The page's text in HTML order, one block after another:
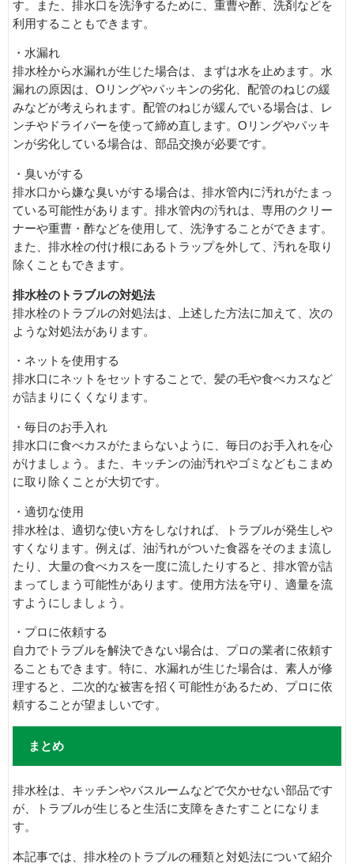
す。また、排水口を洗浄するために、重曹や酢、洗剤などを
利用することもできます。
・水漏れ
排水栓から水漏れが生じた場合は、まずは水を止めます。水
漏れの原因は、Oリングやパッキンの劣化、配管のねじの緩
みなどが考えられます。配管のねじが緩んでいる場合は、レ
ンチやドライバーを使って締め直します。Oリングやパッキ
ンが劣化している場合は、部品交換が必要です。
・臭いがする
排水口から嫌な臭いがする場合は、排水管内に汚れがたまっ
ている可能性があります。排水管内の汚れは、専用のクリー
ナーや重曹・酢などを使用して、洗浄することができます。
また、排水栓の付け根にあるトラップを外して、汚れを取り
除くこともできます。
排水栓のトラブルの対処法
排水栓のトラブルの対処法は、上述した方法に加えて、次の
ような対処法があります。
・ネットを使用する
排水口にネットをセットすることで、髪の毛や食べカスなど
が詰まりにくくなります。
・毎日のお手入れ
排水口に食べカスがたまらないように、毎日のお手入れを心
がけましょう。また、キッチンの油汚れやゴミなどもこまめ
に取り除くことが大切です。
・適切な使用
排水栓は、適切な使い方をしなければ、トラブルが発生しや
すくなります。例えば、油汚れがついた食器をそのまま流し
たり、大量の食べカスを一度に流したりすると、排水管が詰
まってしまう可能性があります。使用方法を守り、適量を流
すようにしましょう。
・プロに依頼する
自力でトラブルを解決できない場合は、プロの業者に依頼す
ることもできます。特に、水漏れが生じた場合は、素人が修
理すると、二次的な被害を招く可能性があるため、プロに依
頼することが望ましいです。
まとめ
排水栓は、キッチンやバスルームなどで欠かせない部品です
が、トラブルが生じると生活に支障をきたすことになりま
す。
本記事では、排水栓のトラブルの種類と対処法について紹介